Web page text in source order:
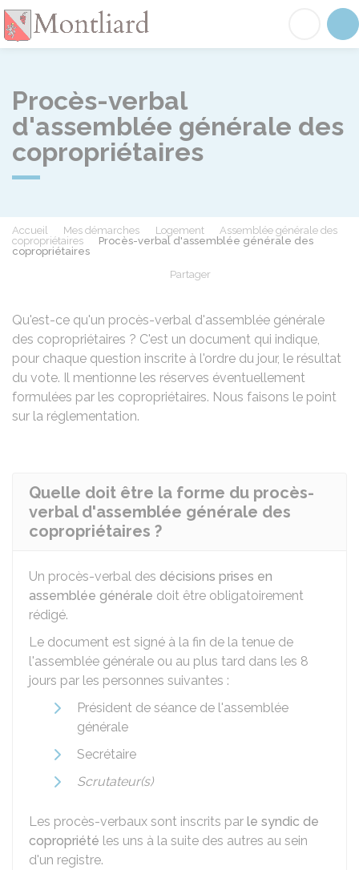
Procès-verbal
d'assemblée générale des
copropriétaires
Accueil Mes démarches Logement
Assemblée générale des
copropriétaires
Procès-verbal d'assemblée générale des
copropriétaires
Partager
Qu'est-ce qu'un procès-verbal d'assemblée générale
des copropriétaires ? C'est un document qui indique,
pour chaque question inscrite à l'ordre du jour, le résultat
du vote. Il mentionne les réserves éventuellement
formulées par les copropriétaires. Nous faisons le point
sur la réglementation.
Quelle doit être la forme du procès-
verbal d'assemblée générale des
copropriétaires ?
Un procès-verbal des décisions prises en
assemblée générale doit être obligatoirement
rédigé.
Le document est signé à la fin de la tenue de
l'assemblée générale ou au plus tard dans les 8
jours par les personnes suivantes :
Président de séance de l'assemblée
générale
Secrétaire
Scrutateur(s)
Les procès-verbaux sont inscrits par le syndic de
copropriété les uns à la suite des autres au sein
d'un registre.